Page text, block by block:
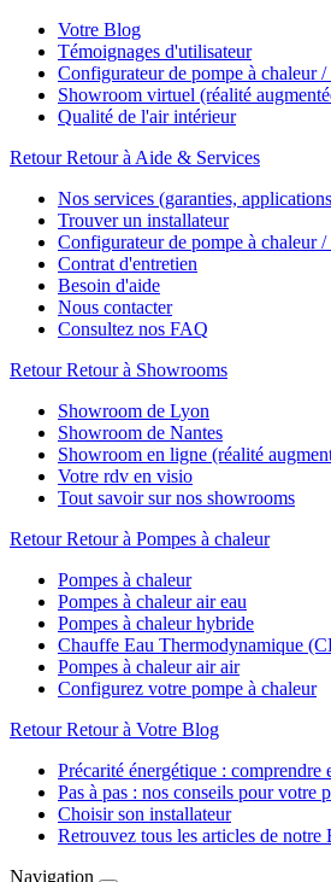
Votre Blog
Témoignages d'utilisateur
Configurateur de pompe à chaleur
Showroom virtuel (réalité
Qualité de l'air intérieur
Retour Retour à Aide & Services
Nos services (garanties,
Trouver un installateur
Configurateur de pompe à chaleur
Contrat d'entretien
Besoin d'aide
Nous contacter
Consultez nos FAQ
Retour Retour à Showrooms
Showroom de Lyon
Showroom de Nantes
Showroom en ligne (réalité
Votre rdv en visio
Tout savoir sur nos showrooms
Retour Retour à Pompes à chaleur
Pompes à chaleur
Pompes à chaleur air eau
Pompes à chaleur hybride
Chauffe Eau Thermodynamique
Pompes à chaleur air air
Configurez votre pompe à chaleur
Retour Retour à Votre Blog
Précarité énergétique : comprendre
Pas à pas : nos conseils pour votre
Choisir son installateur
Retrouvez tous les articles de notre
Navigation